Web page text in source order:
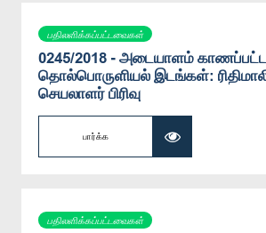
பதிலளிக்கப்பட்டவைகள்
0245/2018 - அடையாளம்
தொல்பொருளியல் இடங்கள்:
செயலாளர் பிரிவு
பார்க்க
பதிலளிக்கப்பட்டவைகள்